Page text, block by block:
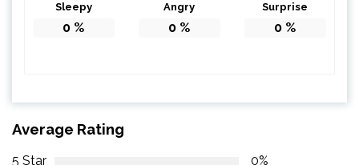
Sleepy
0 %
Angry
0 %
Surprise
0 %
Average Rating
5 Star
0%